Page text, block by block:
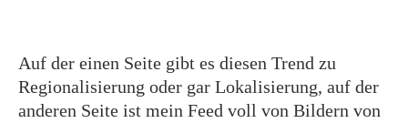
Auf der einen Seite gibt es diesen Trend zu
Regionalisierung oder gar Lokalisierung, auf der
anderen Seite ist mein Feed voll von Bildern von